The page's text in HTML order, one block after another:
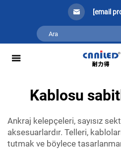
[email
Kablosu
Ankraj kelepçeleri, sayısız
aksesuarlardır. Telleri,
tutmak ve böylece